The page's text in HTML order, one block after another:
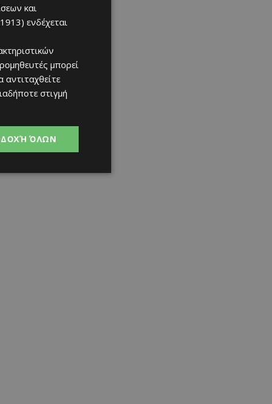
και
ενδέχεται
μπορεί
αντιταχθείτε
στιγμή
ΌΛΩΝ